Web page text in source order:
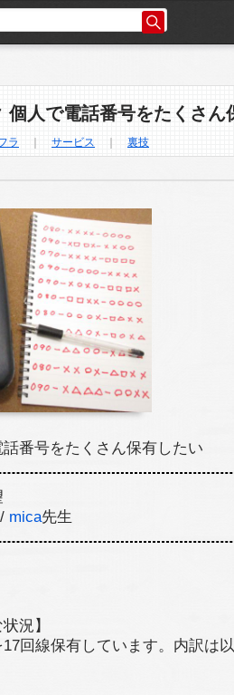
個人で電話番号をたくさん
ラ サービス 裏技
番号をたくさん保有したい
mica先生
況】
回線保有しています。内訳は以